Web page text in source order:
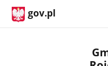
gov.pl